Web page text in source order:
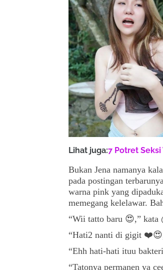
Lihat juga:7 Potret
Bukan Jena namanya
pada postingan
warna pink yang
memegang kelelawar.
“Wii tatto baru 😍,” kata
“Hati2 nanti di gigit
“Ehh hati-hati ituu
“Tatonya permanen ya